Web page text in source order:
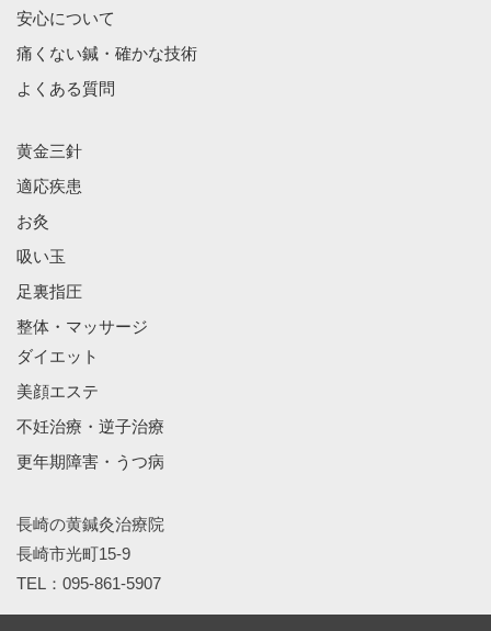
安心について
痛くない鍼・確かな技術
よくある質問
黄金三針
適応疾患
お灸
吸い玉
足裏指圧
整体・マッサージ
ダイエット
美顔エステ
不妊治療・逆子治療
更年期障害・うつ病
長崎の黄鍼灸治療院
長崎市光町15-9
TEL：095-861-5907